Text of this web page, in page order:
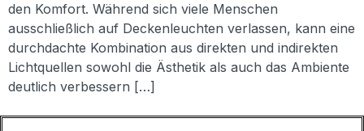
den Komfort. Während sich viele Menschen
ausschließlich auf Deckenleuchten verlassen, kann eine
durchdachte Kombination aus direkten und indirekten
Lichtquellen sowohl die Ästhetik als auch das Ambiente
deutlich verbessern […]